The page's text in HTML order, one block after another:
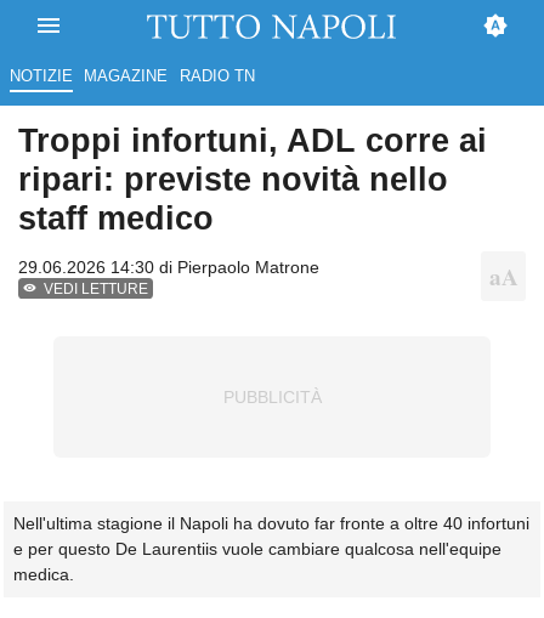
NOTIZIE MAGAZINE RADIO TN
Troppi infortuni, ADL corre ai
ripari: previste novità nello
staff medico
29.06.2026 14:30 di Pierpaolo Matrone
VEDI LETTURE
Nell'ultima stagione il Napoli ha dovuto far fronte a oltre 40 infortuni
e per questo De Laurentiis vuole cambiare qualcosa nell'equipe
medica.